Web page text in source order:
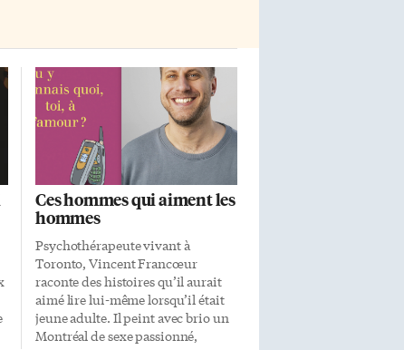
Ces hommes qui aiment les
hommes
Psychothérapeute vivant à
Toronto, Vincent Francœur
raconte des histoires qu’il aurait
aimé lire lui-même lorsqu’il était
jeune adulte. Il peint avec brio un
Montréal de sexe passionné,